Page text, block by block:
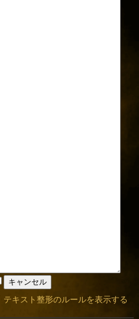
テキスト整形のルールを表示する